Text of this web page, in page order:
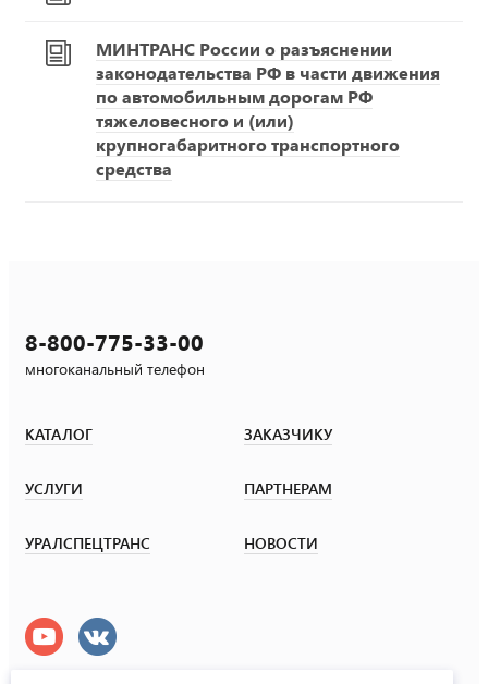
МИНТРАНС России о разъяснении
законодательства РФ в части движения
по автомобильным дорогам РФ
тяжеловесного и (или)
крупногабаритного транспортного
средства
8-800-775-33-00
многоканальный телефон
КАТАЛОГ ЗАКАЗЧИКУ
УСЛУГИ ПАРТНЕРАМ
УРАЛСПЕЦТРАНС НОВОСТИ